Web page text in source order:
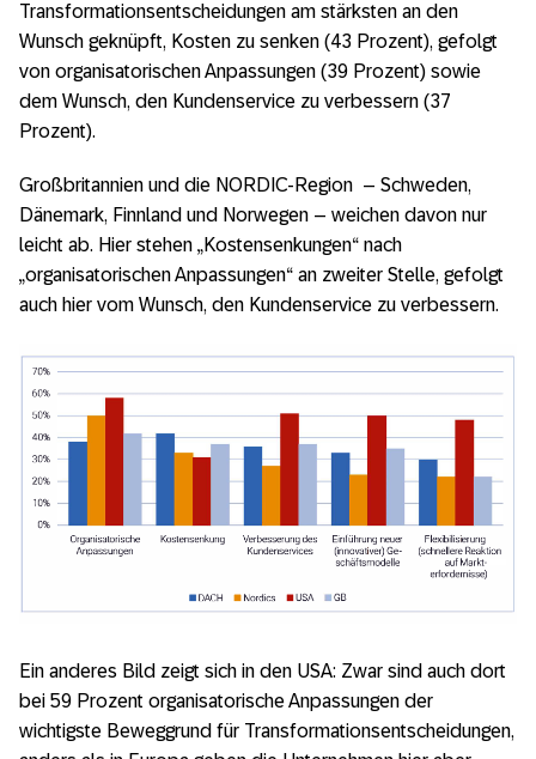
Transformationsentscheidungen am stärksten an den
Wunsch geknüpft, Kosten zu senken (43 Prozent), gefolgt
von organisatorischen Anpassungen (39 Prozent) sowie
dem Wunsch, den Kundenservice zu verbessern (37
Prozent).
Großbritannien und die NORDIC-Region – Schweden,
Dänemark, Finnland und Norwegen – weichen davon nur
leicht ab. Hier stehen „Kostensenkungen“ nach
„organisatorischen Anpassungen“ an zweiter Stelle, gefolgt
auch hier vom Wunsch, den Kundenservice zu verbessern.
Ein anderes Bild zeigt sich in den USA: Zwar sind auch dort
bei 59 Prozent organisatorische Anpassungen der
wichtigste Beweggrund für Transformationsentscheidungen,